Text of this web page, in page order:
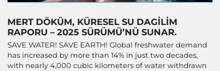
MERT DÖKÜM, KÜRESEL SU DAGILIM
RAPORU – 2025 SÜRÜMÜ’NÜ SUNAR.
SAVE WATER! SAVE EARTH! Global freshwater demand
has increased by more than 14% in just two decades,
with nearly 4,000 cubic kilometers of water withdrawn